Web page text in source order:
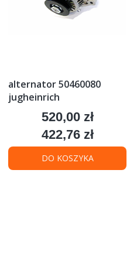
alternator 50460080
jugheinrich
Cena
520,00 zł
Cena
422,76 zł
DO KOSZYKA